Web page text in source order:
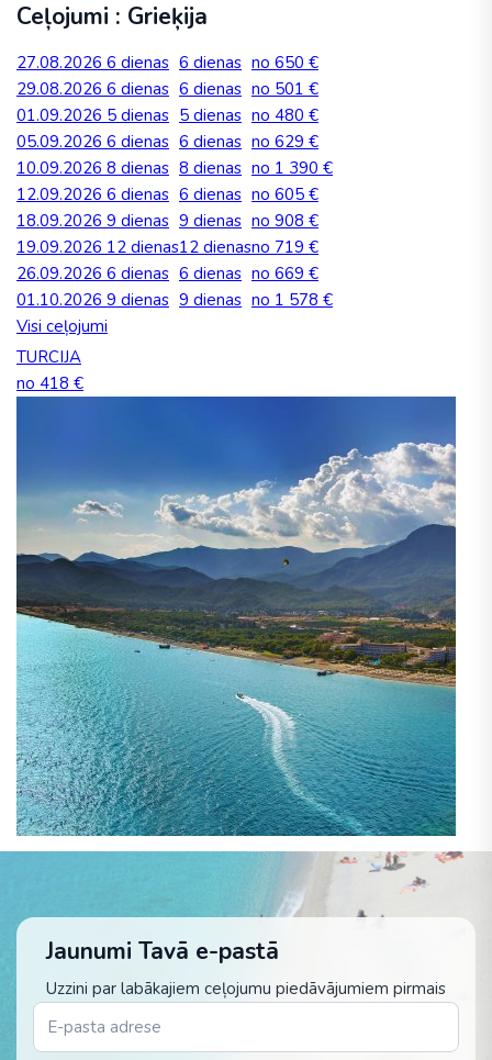
Ceļojumi : Grieķija
27.08.2026 6 dienas 6 dienas no 650 €
29.08.2026 6 dienas 6 dienas no 501 €
01.09.2026 5 dienas 5 dienas no 480 €
05.09.2026 6 dienas 6 dienas no 629 €
10.09.2026 8 dienas 8 dienas no 1 390 €
12.09.2026 6 dienas 6 dienas no 605 €
18.09.2026 9 dienas 9 dienas no 908 €
19.09.2026 12 dienas12 dienasno 719 €
26.09.2026 6 dienas 6 dienas no 669 €
01.10.2026 9 dienas 9 dienas no 1 578 €
Visi ceļojumi
TURCIJA
no 418 €
Jaunumi Tavā e-pastā
Uzzini par labākajiem ceļojumu piedāvājumiem pirmais